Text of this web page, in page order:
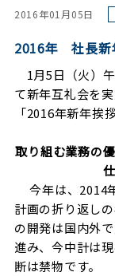
2016年01月05日
2016年 社長新
1月5日（火）
て新年互礼会を
「2016年新年挨
取り組む業務の
今年は、2014
計画の折り返し
の開発は国内外
進み、今中計は
断は禁物です。